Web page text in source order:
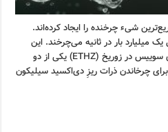
شیء چرخنده را ایجاد کرده‌اند.
میلیارد بار در ثانیه می‌چرخند. این
پژوهش که مؤسسه‌ی فدرال فناوری سوییس در زوریخ (ETHZ) یکی از دو
چرخاندن ذرات ریزِ دی‌اکسید سیلیکون